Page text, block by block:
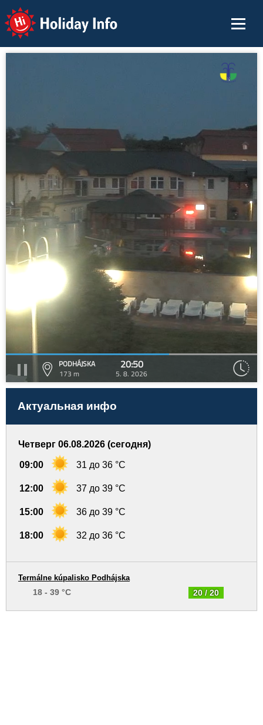
Holiday Info
PODHÁJSKA
173 m
20:50
5. 8. 2026
Актуальная инфо
Четверг 06.08.2026 (сегодня)
09:00 31 до 36 °C
12:00 37 до 39 °C
15:00 36 до 39 °C
18:00 32 до 36 °C
20 / 20
Termálne kúpalisko Podhájska
18 - 39 °C